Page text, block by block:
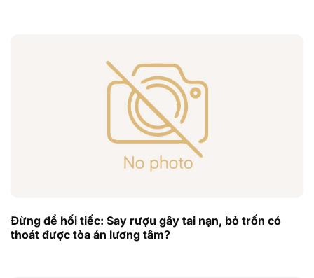
Đừng để hối tiếc: Say rượu gây tai nạn, bỏ trốn có
thoát được tòa án lương tâm?